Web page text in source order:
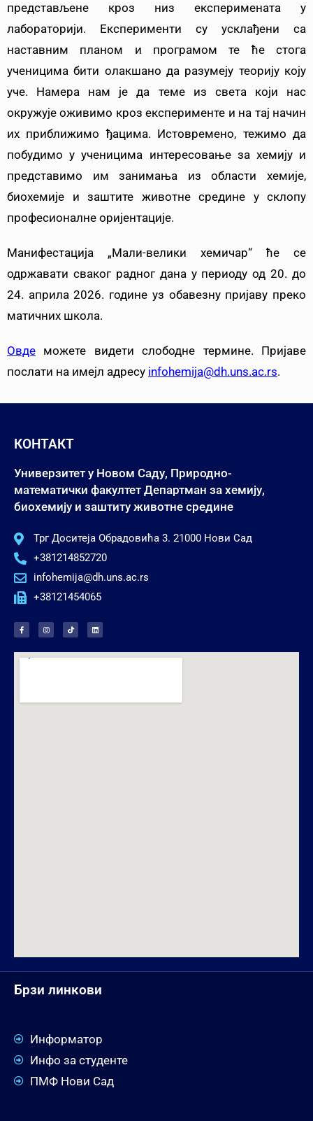
представљене кроз низ експеримената у
лабораторији. Експерименти су усклађени са
наставним планом и програмом те ће стога
ученицима бити олакшано да разумеју теорију коју
уче. Намера нам је да теме из света који нас
окружује оживимо кроз експерименте и на тај начин
их приближимо ђацима. Истовремено, тежимо да
побудимо у ученицима интересовање за хемију и
представимо им занимања из области хемије,
биохемије и заштите животне средине у склопу
професионалне оријентације.
Манифестација „Мали-велики хемичар“ ће се
одржавати сваког радног дана у периоду од 20. до
24. априла 2026. године уз обавезну пријаву преко
матичних школа.
Овде можете видети слободне термине. Пријаве
послати на имејл адресу infohemija@dh.uns.ac.rs.
КОНТАКТ
Универзитет у Новом Саду, Природно-
математички факултет Департман за хемију,
биохемију и заштиту животне средине
Трг Доситеја Обрадовића 3. 21000 Нови Сад
+381214852720
infohemija@dh.uns.ac.rs
+38121454065
Брзи линкови
Информатор
Инфо за студенте
ПМФ Нови Сад